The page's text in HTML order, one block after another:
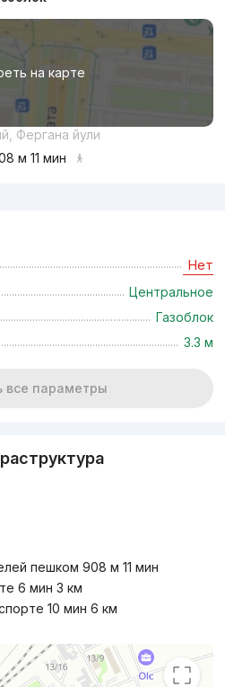
на карте
Фергана йули
м 11 мин
Нет
Центральное
Газоблок
3.3 м
все параметры
пешком 908 м 11 мин
6 мин 3 км
10 мин 6 км